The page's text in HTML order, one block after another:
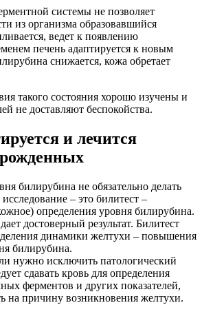
системы не позволяет
из организма образовавшийся
ведет к появлению
печень адаптируется к новым
снижается, кожа обретает
такого состояния хорошо изучены и
не доставляют беспокойства.
и лечится
билирубина не обязательно делать
– это билитест –
определения уровня билирубина.
достоверный результат. Билитест
динамики желтухи – повышения
билирубина.
нужно исключить патологический
сдавать кровь для определения
ферментов и других показателей,
на причину возникновения желтухи.